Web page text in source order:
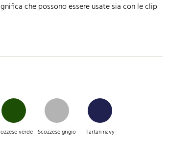
che possono essere usate sia con le clip
verde Scozzese grigio Tartan navy